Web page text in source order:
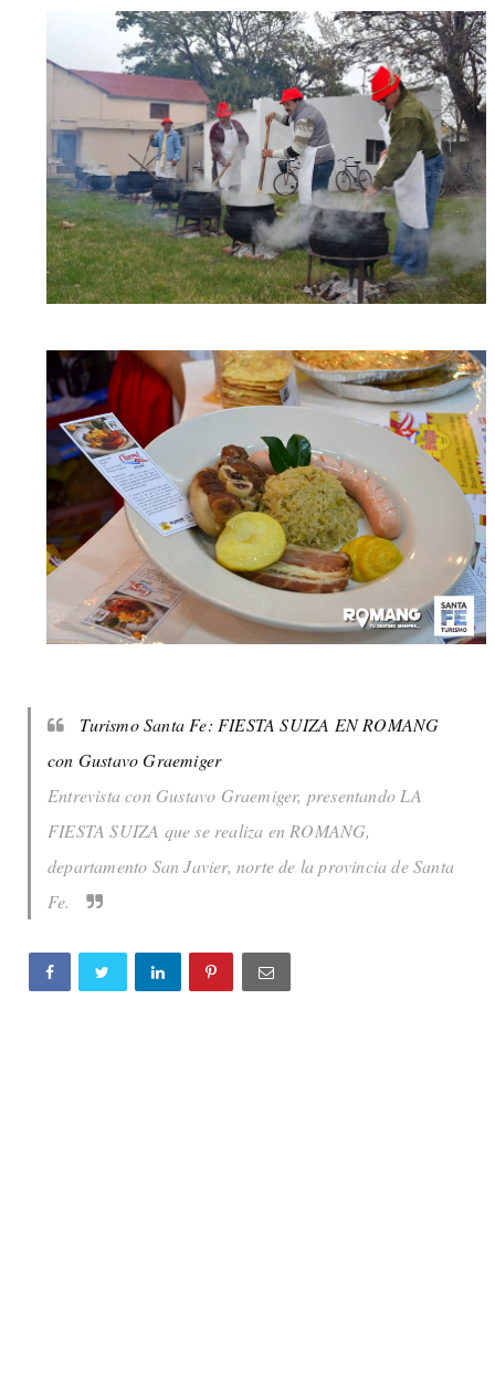
Turismo Santa Fe: FIESTA SUIZA EN ROMANG
con Gustavo Graemiger
Entrevista con Gustavo Graemiger, presentando LA
FIESTA SUIZA que se realiza en ROMANG,
departamento San Javier, norte de la provincia de Santa
Fe.